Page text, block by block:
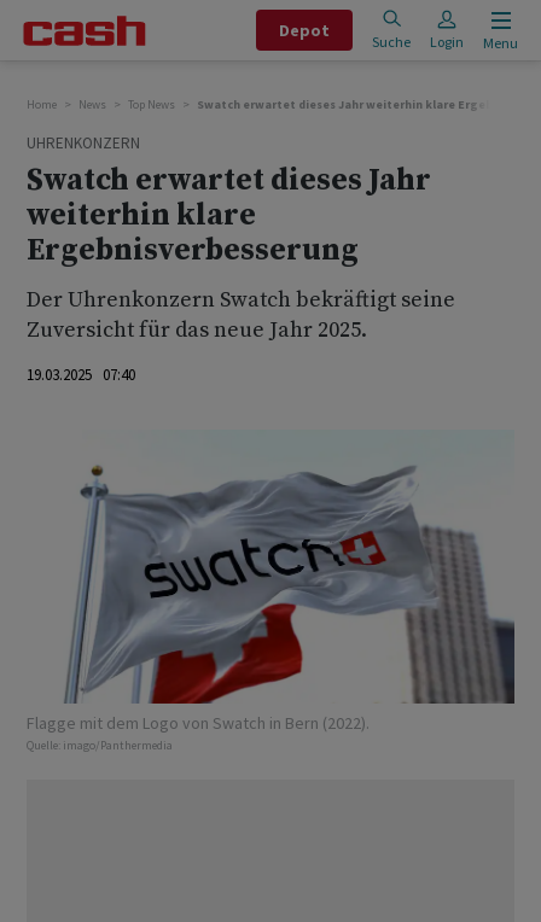
Depot
Suche Login Menu
Home News Top News Swatch erwartet dieses Jahr weiterhin klare
UHRENKONZERN
Swatch erwartet dieses Jahr
weiterhin klare
Ergebnisverbesserung
Der Uhrenkonzern Swatch bekräftigt seine
Zuversicht für das neue Jahr 2025.
19.03.2025 07:40
Flagge mit dem Logo von Swatch in Bern (2022).
Quelle: imago/Panthermedia